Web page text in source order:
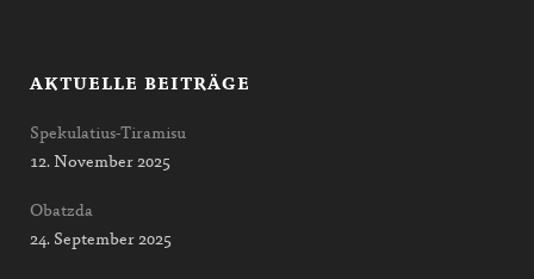
AKTUELLE BEITRÄGE
Spekulatius-Tiramisu
12. November 2025
Obatzda
24. September 2025